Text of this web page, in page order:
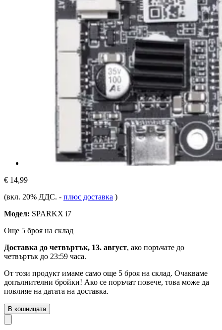
€ 14,99
(вкл. 20% ДДС. - плюс доставка )
Модел: SPARKX i7
Още 5 броя на склад
Доставка до четвъртък, 13. август, ако поръчате до
четвъртък до 23:59 часа.
От този продукт имаме само още 5 броя на склад. Очакваме
допълнителни бройки! Ако се поръчат повече, това може да
повлияе на датата на доставка.
В кошницата